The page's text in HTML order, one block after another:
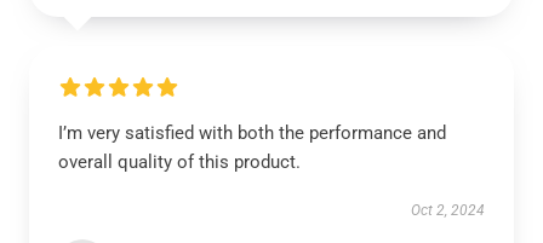
I’m very satisfied with both the performance and
overall quality of this product.
Oct 2, 2024